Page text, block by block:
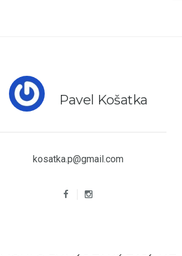
Pavel Košatka
kosatka.p@gmail.com